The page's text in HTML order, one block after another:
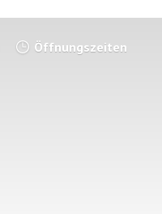
Öffnungszeiten